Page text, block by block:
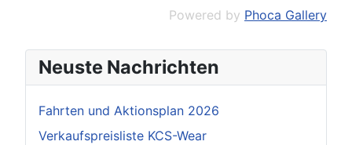
Powered by Phoca Gallery
Neuste Nachrichten
Fahrten und Aktionsplan 2026
Verkaufspreisliste KCS-Wear